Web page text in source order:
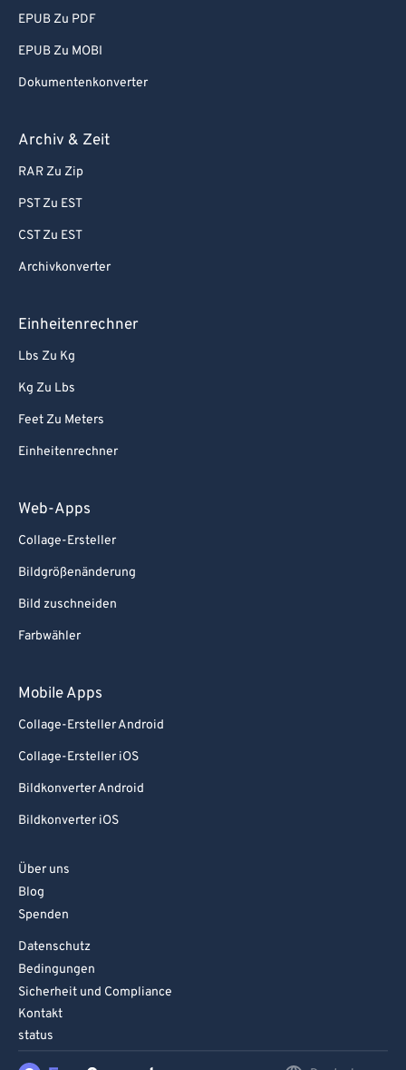
EPUB Zu PDF
EPUB Zu MOBI
Dokumentenkonverter
Archiv & Zeit
RAR Zu Zip
PST Zu EST
CST Zu EST
Archivkonverter
Einheitenrechner
Lbs Zu Kg
Kg Zu Lbs
Feet Zu Meters
Einheitenrechner
Web-Apps
Collage-Ersteller
Bildgrößenänderung
Bild zuschneiden
Farbwähler
Mobile Apps
Collage-Ersteller Android
Collage-Ersteller iOS
Bildkonverter Android
Bildkonverter iOS
Über uns
Blog
Spenden
Datenschutz
Bedingungen
Sicherheit und Compliance
Kontakt
status